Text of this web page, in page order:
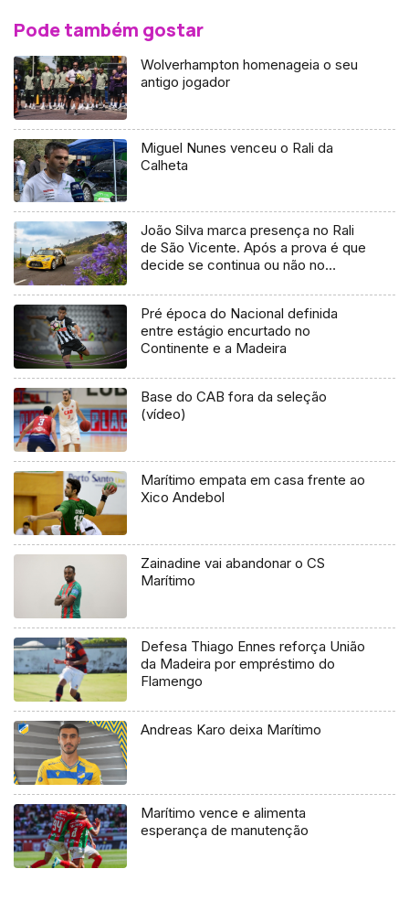
Pode também gostar
Wolverhampton homenageia o seu
antigo jogador
Miguel Nunes venceu o Rali da
Calheta
João Silva marca presença no Rali
de São Vicente. Após a prova é que
decide se continua ou não no
Pré época do Nacional definida
entre estágio encurtado no
Continente e a Madeira
Base do CAB fora da seleção
(vídeo)
Marítimo empata em casa frente ao
Xico Andebol
Zainadine vai abandonar o CS
Marítimo
Defesa Thiago Ennes reforça União
da Madeira por empréstimo do
Flamengo
Andreas Karo deixa Marítimo
Marítimo vence e alimenta
esperança de manutenção